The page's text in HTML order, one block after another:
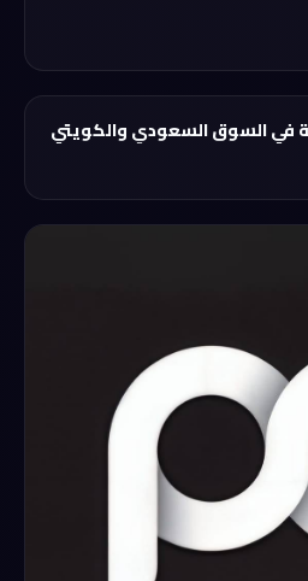
في السوق السعودي والكويتي